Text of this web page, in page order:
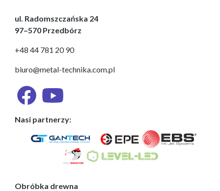
ul. Radomszczańska 24
97–570 Przedbórz
+48 44 781 20 90
biuro@metal-technika.com.pl
Nasi partnerzy:
Obróbka drewna